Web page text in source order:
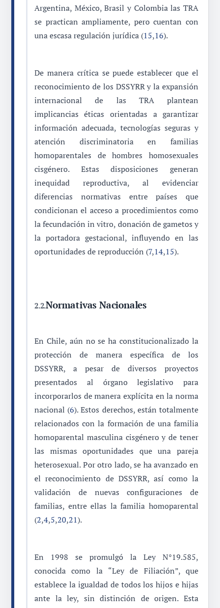
Argentina, México, Brasil y Colombia las TRA
se practican ampliamente, pero cuentan con
una escasa regulación jurídica (15,16).
De manera crítica se puede establecer que el
reconocimiento de los DSSYRR y la expansión
internacional de las TRA plantean
implicancias éticas orientadas a garantizar
información adecuada, tecnologías seguras y
atención discriminatoria en familias
homoparentales de hombres homosexuales
cisgénero. Estas disposiciones generan
inequidad reproductiva, al evidenciar
diferencias normativas entre países que
condicionan el acceso a procedimientos como
la fecundación in vitro, donación de gametos y
la portadora gestacional, influyendo en las
oportunidades de reproducción (7,14,15).
2.2.Normativas Nacionales
En Chile, aún no se ha constitucionalizado la
protección de manera específica de los
DSSYRR, a pesar de diversos proyectos
presentados al órgano legislativo para
incorporarlos de manera explícita en la norma
nacional (6). Estos derechos, están totalmente
relacionados con la formación de una familia
homoparental masculina cisgénero y de tener
las mismas oportunidades que una pareja
heterosexual. Por otro lado, se ha avanzado en
el reconocimiento de DSSYRR, así como la
validación de nuevas configuraciones de
familias, entre ellas la familia homoparental
(2,4,5,20,21).
En 1998 se promulgó la Ley N°19.585,
conocida como la “Ley de Filiación”, que
establece la igualdad de todos los hijos e hijas
ante la ley, sin distinción de origen. Esta